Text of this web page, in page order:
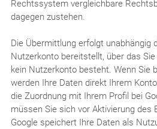
Rechtssystem vergleichbare
dagegen zustehen.
Die Übermittlung erfolgt unabhängig
Nutzerkonto bereitstellt, über das
kein Nutzerkonto besteht. Wenn Sie
werden Ihre Daten direkt Ihrem
die Zuordnung mit Ihrem Profil bei
müssen Sie sich vor Aktivierung des
Google speichert Ihre Daten als